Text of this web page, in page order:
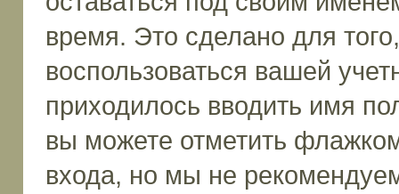
время. Это сделано для
воспользоваться вашей
приходилось вводить имя
вы можете отметить
входа, но мы не